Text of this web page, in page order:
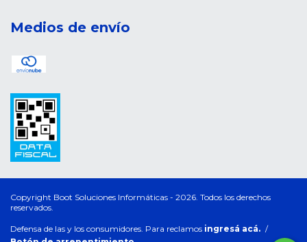
Medios de envío
Copyright Boot Soluciones Informáticas - 2026. Todos los derechos
reservados.
Defensa de las y los consumidores. Para reclamos ingresá acá. /